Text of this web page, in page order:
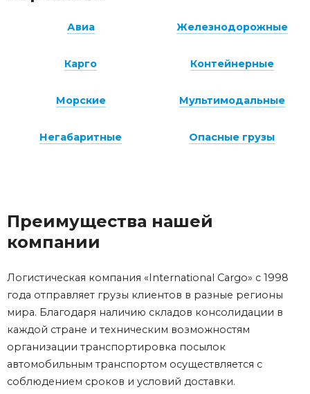
Преимущества нашей
компании
Логистическая компания «International Cargo» с 1998
года отправляет грузы клиентов в разные регионы
мира. Благодаря наличию складов консолидации в
каждой стране и техническим возможностям
организации транспортировка посылок
автомобильным транспортом осуществляется с
соблюдением сроков и условий доставки.
Авиа Железнодорожные
Карго Контейнерные
Морские Мультимодальные
Негабаритные Опасные грузы